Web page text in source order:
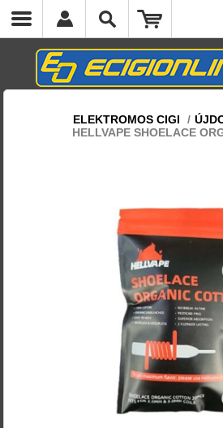
ELEKTROMOS CIGI /
HELLVAPE SHOELACE